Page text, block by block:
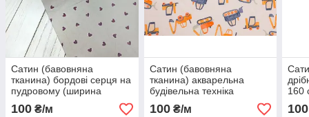
Сатин (бавовняна
тканина) бордові серця на
пудровому (ширина
160см, 120г/м2)
100 ₴/м
Сатин (бавовняна
тканина) акварельна
будівельна техніка
(ширина 160см, 120г/м2)
100₴/м
160
100